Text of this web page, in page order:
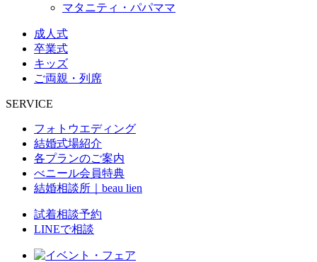
マタニティ・パパママ
成人式
卒業式
キッズ
ご両親・列席
SERVICE
フォトウエディング
結婚式場紹介
各プランのご案内
べニール会員特典
結婚相談所｜beau lien
試着相談予約
LINEで相談